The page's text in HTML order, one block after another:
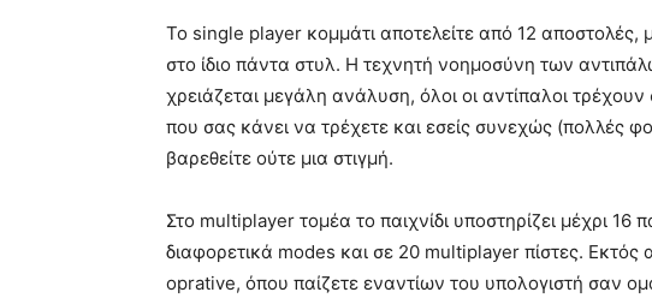
Το single player κομμάτι αποτελείτε από 12 αποστολές,
στο ίδιο πάντα στυλ. Η τεχνητή νοημοσύνη των
χρειάζεται μεγάλη ανάλυση, όλοι οι αντίπαλοι
που σας κάνει να τρέχετε και εσείς συνεχώς (πολλές
βαρεθείτε ούτε μια στιγμή.
Στο multiplayer τομέα το παιχνίδι υποστηρίζει μέχρι 16
διαφορετικά modes και σε 20 multiplayer πίστες.
oprative, όπου παίζετε εναντίων του υπολογιστή σαν